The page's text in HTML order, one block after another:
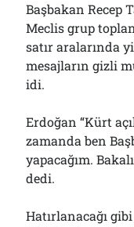
Türkiye 2.0’a Gidiş!..
05/08/2026
15 Temmuz Soruları…
03/08/2026
Er Gaziler 20 Gün
Papazın “Komutanı”
Çağırdı!..
31/07/2026
Arşivler
Başbakan Recep
Meclis grup
satır aralarında
mesajların gizli
idi.
Erdoğan “Kürt
zamanda ben
yapacağım.
dedi.
Hatırlanacağı